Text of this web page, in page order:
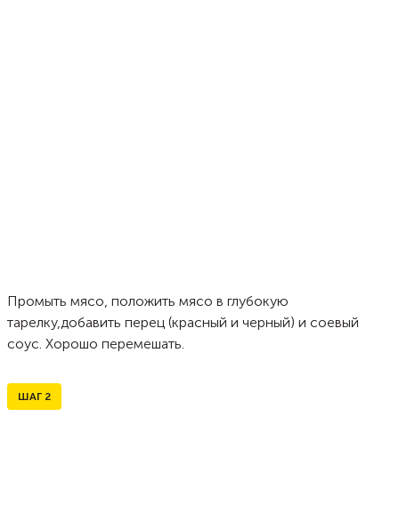
Промыть мясо, положить мясо в глубокую
тарелку,добавить перец (красный и черный) и соевый
соус. Хорошо перемешать.
ШАГ 2